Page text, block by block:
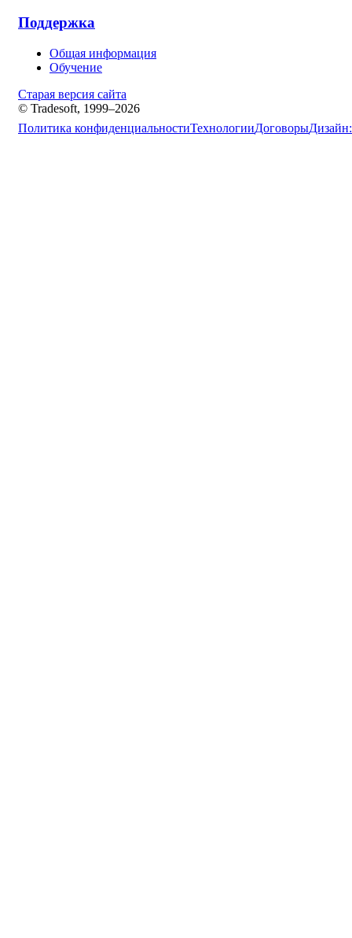
Поддержка
Общая информация
Обучение
Старая версия сайта
© Tradesoft, 1999–2026
Политика конфиденциальностиТехнологииДоговорыДизайн: